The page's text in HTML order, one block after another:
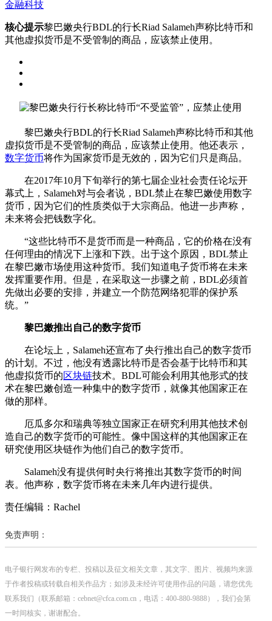
金融科技
核心提示黎巴嫩央行BDL的行长Riad Salameh声称比特币和
其他虚拟货币是不受管制的商品，应该禁止使用。
黎巴嫩央行BDL的行长Riad Salameh声称比特币和其他
虚拟货币是不受管制的商品，应该禁止使用。他还表示，
数字货币将作为国家货币是无效的，因为它们只是商品。
在2017年10月下旬举行的第七届企业社会责任论坛开
幕式上，Salameh对与会者说，BDL禁止在黎巴嫩使用数字
货币，因为它们的性质类似于大宗商品。他进一步声称，
未来将会把钱数字化。
“这些比特币不是货币而是一种商品，它的价格在没有
任何理由的情况下上涨和下跌。出于这个原因，BDL禁止
在黎巴嫩市场使用这种货币。我们知道电子货币将在未来
发挥重要作用。但是，在采取这一步骤之前，BDL必须首
先做出必要的安排，并建立一个防范网络犯罪的保护系
统。”
黎巴嫩推出自己的数字货币
在论坛上，Salameh还宣布了央行推出自己的数字货币
的计划。不过，他没有透露比特币是否会基于比特币和其
他虚拟货币的区块链技术。BDL可能会利用其他形式的技
术在黎巴嫩创造一种集中的数字货币，就像其他国家正在
做的那样。
厄瓜多尔和瑞典等独立国家正在研究利用其他技术创
造自己的数字货币的可能性。像中国这样的其他国家正在
研究使用区块链作为他们自己的数字货币。
Salameh没有提供何时央行将推出其数字货币的时间
表。他声称，数字货币将在未来几年内进行提供。
责任编辑：Rachel
免责声明：
电子银行网发布的专栏、投稿以及征文相关文章，其文字、图片、视频均来源
于作者投稿或转载自相关作品方；如涉及未经许可使用作品的问题，请您优先
联系我们（联系邮箱：cebnet@cfca.com.cn，电话：400-880-9888），我们会第
一时间核实，谢谢配合。